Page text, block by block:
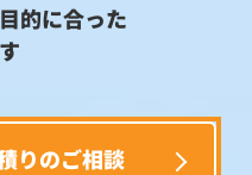
的に合った
りのご相談